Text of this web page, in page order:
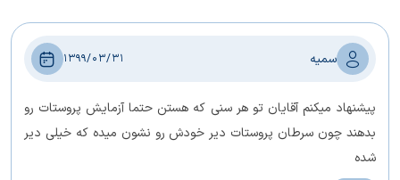
سمیه 1399/03/31
پیشنهاد میکنم آقایان تو هر سنی که هستن حتما آزمایش پروستات رو
بدهند چون سرطان پروستات دیر خودش رو نشون میده که خیلی دیر
شده